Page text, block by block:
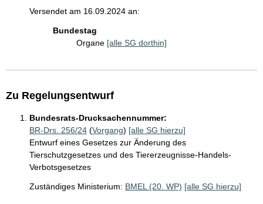
Versendet am 16.09.2024 an:
Bundestag
Organe [alle SG dorthin]
Zu Regelungsentwurf
Bundesrats-Drucksachennummer:
BR-Drs. 256/24 (Vorgang) [alle SG hierzu]
Entwurf eines Gesetzes zur Änderung des
Tierschutzgesetzes und des Tiererzeugnisse-Handels-
Verbotsgesetzes
Zuständiges Ministerium: BMEL (20. WP) [alle SG hierzu]